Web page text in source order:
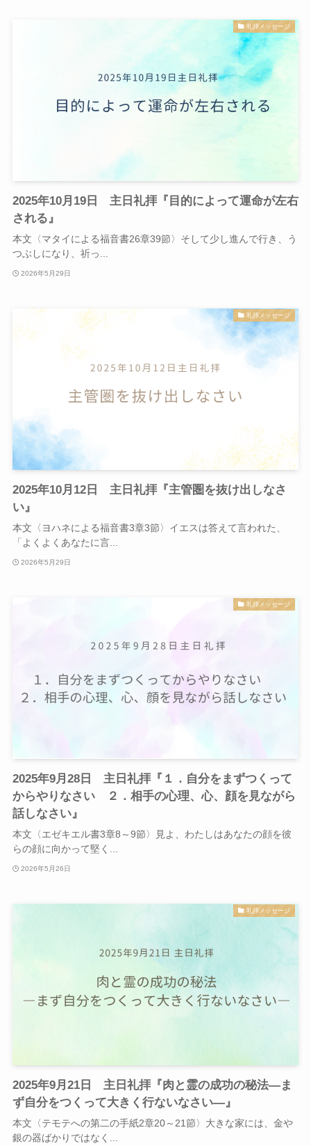
礼拝メッセージ
2025年10月19日 主日礼拝『目的によって運命が左右
される』
本文〈マタイによる福音書26章39節〉そして少し進んで行き、う
つぶしになり、祈っ...
2026年5月29日
礼拝メッセージ
2025年10月12日 主日礼拝『主管圏を抜け出しなさ
い』
本文〈ヨハネによる福音書3章3節〉イエスは答えて言われた、
「よくよくあなたに言...
2026年5月29日
礼拝メッセージ
2025年9月28日 主日礼拝『１．自分をまずつくって
からやりなさい ２．相手の心理、心、顔を見ながら
話しなさい』
本文〈エゼキエル書3章8～9節〉見よ、わたしはあなたの顔を彼
らの顔に向かって堅く...
2026年5月26日
礼拝メッセージ
2025年9月21日 主日礼拝『肉と霊の成功の秘法―ま
ず自分をつくって大きく行ないなさい―』
本文〈テモテへの第二の手紙2章20～21節〉大きな家には、金や
銀の器ばかりではなく...